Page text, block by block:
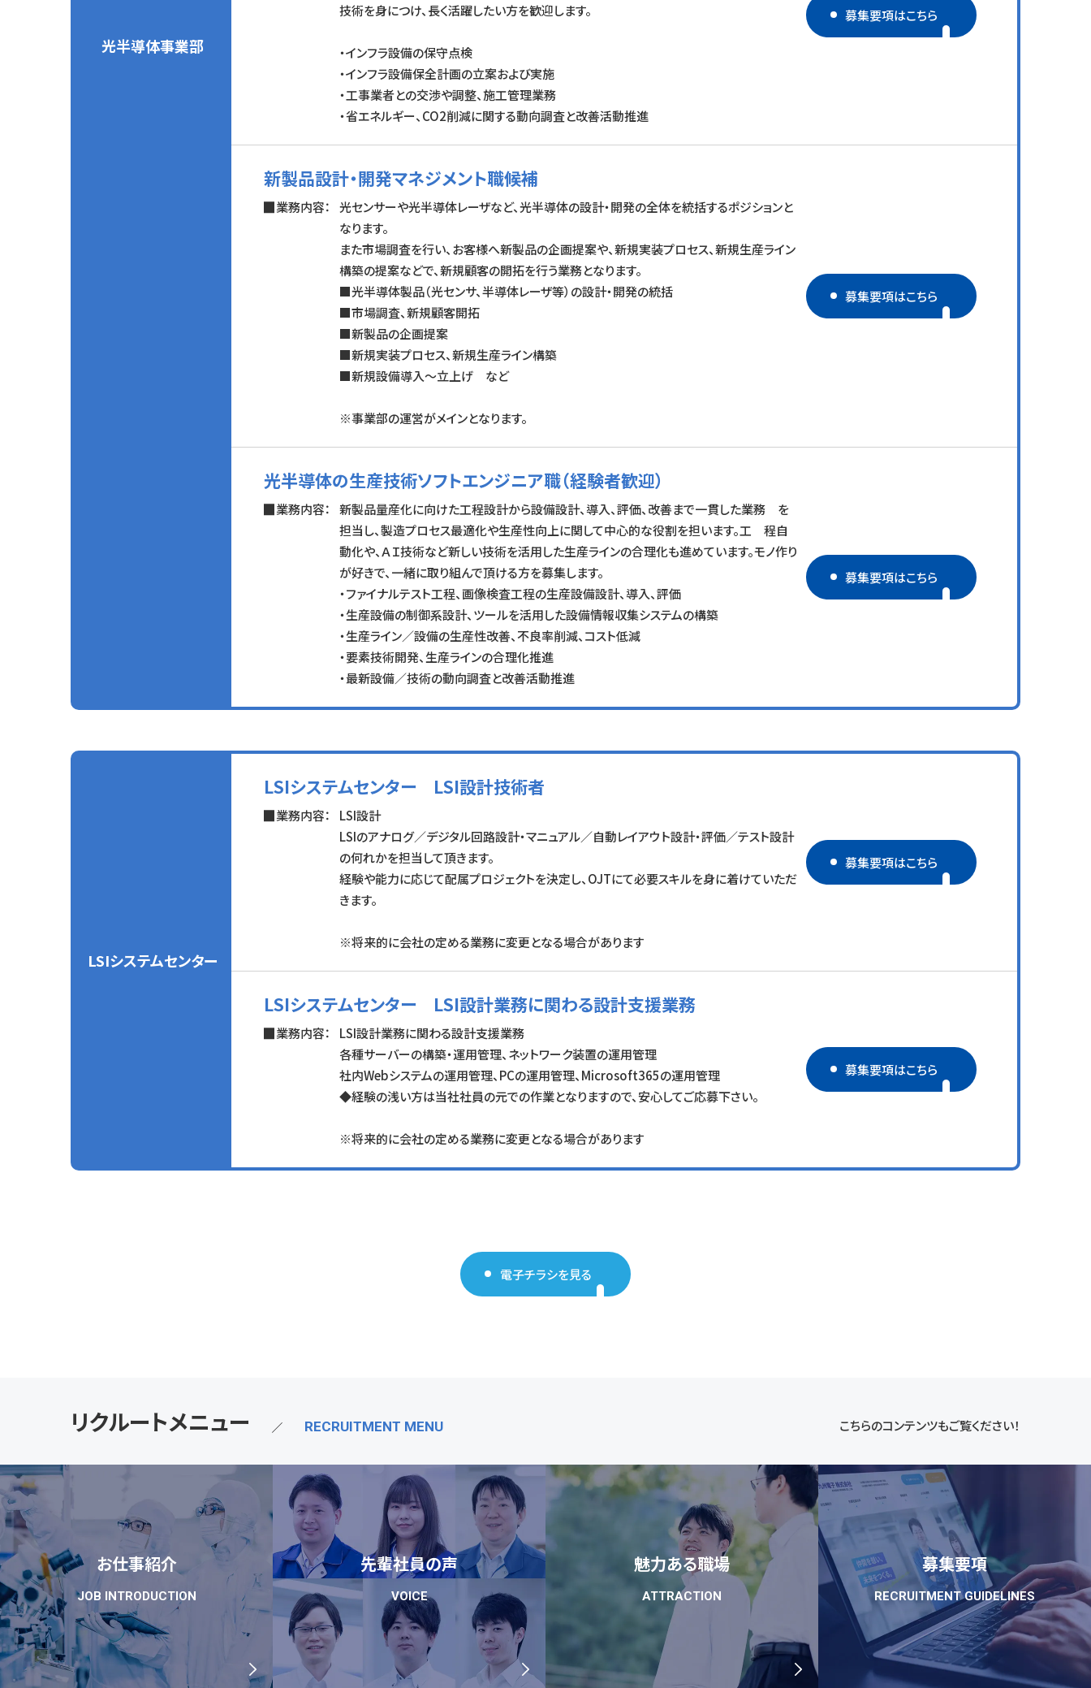
光半導体事業部
技術を身につけ、長く活躍したい方を歓迎します。
・インフラ設備の保守点検
・インフラ設備保全計画の立案および実施
・工事業者との交渉や調整、施工管理業務
・省エネルギー、CO2削減に関する動向調査と改善活動推進
募集要項はこちら
新製品設計・開発マネジメント職候補
業務内容：
光センサーや光半導体レーザなど、光半導体の設計・開発の全体を統括するポジションと
なります。​
また市場調査を行い、お客様へ新製品の企画提案や、新規実装プロセス、新規生産ライン
構築の提案などで、新規顧客の開拓を行う業務となります。​
■光半導体製品（光センサ、半導体レーザ等）の設計・開発の統括​
■市場調査、新規顧客開拓​
■新製品の企画提案​
■新規実装プロセス、新規生産ライン構築​
■新規設備導入～立上げ など​
※事業部の運営がメインとなります。
募集要項はこちら
光半導体の生産技術ソフトエンジニア職（経験者歓迎）
業務内容：
新製品量産化に向けた工程設計から設備設計、導入、評価、改善まで一貫した業務 を
担当し、製造プロセス最適化や生産性向上に関して中心的な役割を担います。工 程自
動化や、ＡＩ技術など新しい技術を活用した生産ラインの合理化も進めています。モノ作り
が好きで、一緒に取り組んで頂ける方を募集します。
・ファイナルテスト工程、画像検査工程の生産設備設計、導入、評価
・生産設備の制御系設計、ツールを活用した設備情報収集システムの構築
・生産ライン／設備の生産性改善、不良率削減、コスト低減
・要素技術開発、生産ラインの合理化推進
・最新設備／技術の動向調査と改善活動推進
募集要項はこちら
LSIシステムセンター
LSIシステムセンター LSI設計技術者
業務内容：
LSI設計
LSIのアナログ／デジタル回路設計・マニュアル／自動レイアウト設計・評価／テスト設計
の何れかを担当して頂きます。
経験や能力に応じて配属プロジェクトを決定し、OJTにて必要スキルを身に着けていただ
きます。
※将来的に会社の定める業務に変更となる場合があります
募集要項はこちら
LSIシステムセンター LSI設計業務に関わる設計支援業務
業務内容：
LSI設計業務に関わる設計支援業務
各種サーバーの構築・運用管理、ネットワーク装置の運用管理
社内Webシステムの運用管理、PCの運用管理、Microsoft365の運用管理
◆経験の浅い方は当社社員の元での作業となりますので、安心してご応募下さい。
※将来的に会社の定める業務に変更となる場合があります
募集要項はこちら
電子チラシを見る
リクルートメニュー RECRUITMENT MENU こちらのコンテンツもご覧ください！
お仕事紹介
JOB INTRODUCTION
先輩社員の声
VOICE
魅力ある職場
ATTRACTION
募集要項
RECRUITMENT GUIDELINES